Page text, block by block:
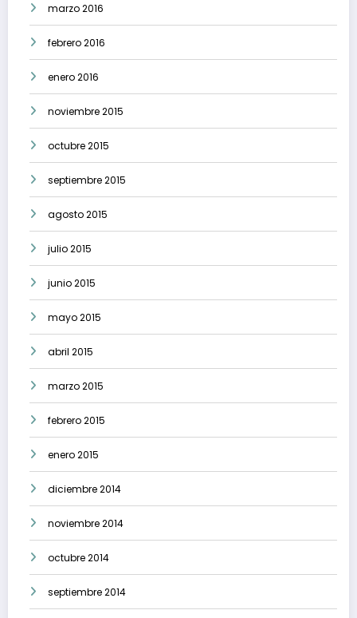
marzo 2016
febrero 2016
enero 2016
noviembre 2015
octubre 2015
septiembre 2015
agosto 2015
julio 2015
junio 2015
mayo 2015
abril 2015
marzo 2015
febrero 2015
enero 2015
diciembre 2014
noviembre 2014
octubre 2014
septiembre 2014